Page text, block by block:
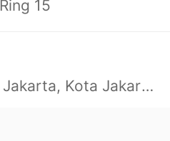
15
Daerah Khusus Ibukota Jakarta, Kota Jakarta Barat, Cengkareng, yy